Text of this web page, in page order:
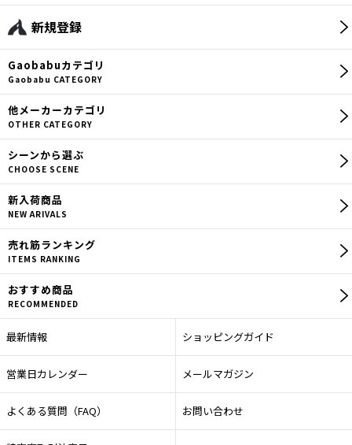
新規登録
Gaobabuカテゴリ
Gaobabu CATEGORY
他メーカーカテゴリ
OTHER CATEGORY
シーンから選ぶ
CHOOSE SCENE
新入荷商品
NEW ARIVALS
売れ筋ランキング
ITEMS RANKING
おすすめ商品
RECOMMENDED
最新情報 ショッピングガイド
営業日カレンダー メールマガジン
よくある質問（FAQ） お問い合わせ